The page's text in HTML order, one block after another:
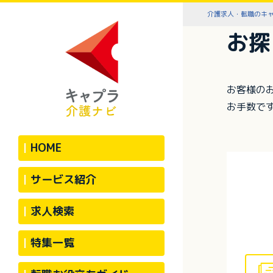
HOME
サービス紹介
求人検索
特集一覧
介護求人・転職のキ
お
お客様の
お手数で